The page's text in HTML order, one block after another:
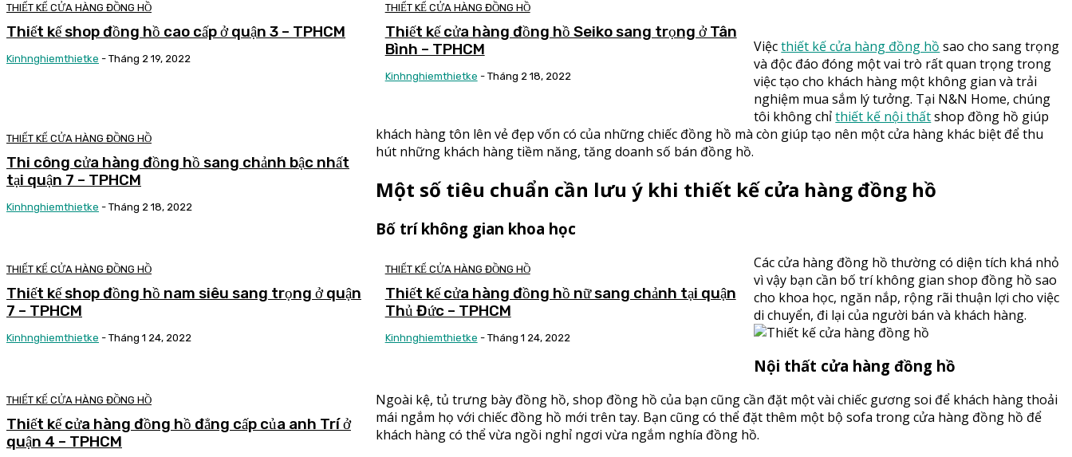
THIẾT KẾ CỬA HÀNG ĐỒNG HỒ
Thiết kế shop đồng hồ cao cấp ở quận 3 – TPHCM
Kinhnghiemthietke - Tháng 2 19, 2022
THIẾT KẾ CỬA HÀNG ĐỒNG HỒ
Thiết kế cửa hàng đồng hồ Seiko sang trọng ở Tân
Bình – TPHCM
Kinhnghiemthietke - Tháng 2 18, 2022
THIẾT KẾ CỬA HÀNG ĐỒNG HỒ
Thi công cửa hàng đồng hồ sang chảnh bậc nhất
tại quận 7 – TPHCM
Kinhnghiemthietke - Tháng 2 18, 2022
THIẾT KẾ CỬA HÀNG ĐỒNG HỒ
Thiết kế shop đồng hồ nam siêu sang trọng ở quận
7 – TPHCM
Kinhnghiemthietke - Tháng 1 24, 2022
THIẾT KẾ CỬA HÀNG ĐỒNG HỒ
Thiết kế cửa hàng đồng hồ nữ sang chảnh tại quận
Thủ Đức – TPHCM
Kinhnghiemthietke - Tháng 1 24, 2022
THIẾT KẾ CỬA HÀNG ĐỒNG HỒ
Thiết kế cửa hàng đồng hồ đẳng cấp của anh Trí ở
quận 4 – TPHCM
Việcthiết kế cửa hàng đồng hồ sao cho sang trọng
và độc đáo đóng một vai trò rất quan trọng trong
việc tạo cho khách hàng một không gian và trải
nghiệm mua sắm lý tưởng. Tại N&N Home, chúng
tôi không chỉthiết kế nội thấtshop đồng hồ giúp
khách hàng tôn lên vẻ đẹp vốn có của những chiếc đồng hồ mà còn giúp tạo nên một cửa hàng khác biệt để thu
hút những khách hàng tiềm năng, tăng doanh số bán đồng hồ.
Một số tiêu chuẩn cần lưu ý khi thiết kế cửa hàng đồng hồ
Bố trí không gian khoa học
Các cửa hàng đồng hồ thường có diện tích khá nhỏ
vì vậy bạn cần bố trí không gian shop đồng hồ sao
cho khoa học, ngăn nắp, rộng rãi thuận lợi cho việc
di chuyển, đi lại của người bán và khách hàng.
Nội thất cửa hàng đồng hồ
Ngoài kệ, tủ trưng bày đồng hồ, shop đồng hồ của bạn cũng cần đặt một vài chiếc gương soi để khách hàng thoải
mái ngắm họ với chiếc đồng hồ mới trên tay. Bạn cũng có thể đặt thêm một bộ sofa trong cửa hàng đồng hồ để
khách hàng có thể vừa ngồi nghỉ ngơi vừa ngắm nghía đồng hồ.